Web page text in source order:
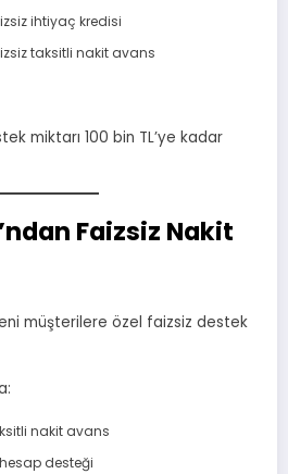
ihtiyaç kredisi
taksitli nakit avans
miktarı 100 bin TL’ye kadar
Faizsiz Nakit
müşterilere özel faizsiz destek
nakit avans
desteği